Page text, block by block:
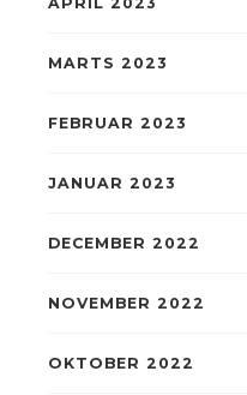
MARTS 2023
FEBRUAR 2023
JANUAR 2023
DECEMBER 2022
NOVEMBER 2022
OKTOBER 2022